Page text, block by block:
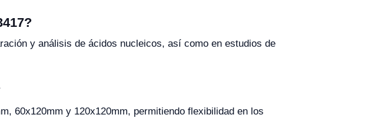
y análisis de ácidos nucleicos, así como en estudios de
60x120mm y 120x120mm, permitiendo flexibilidad en los